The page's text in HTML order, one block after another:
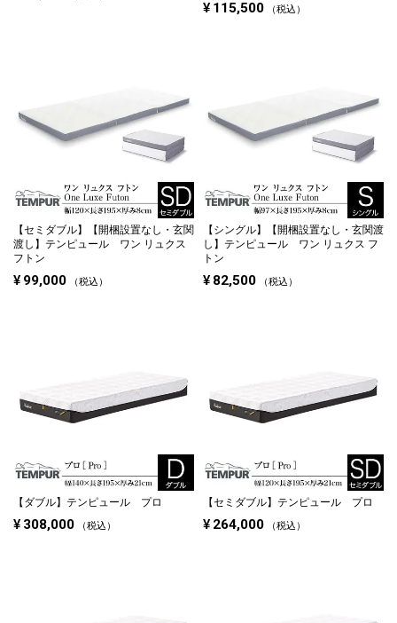
¥ 115,500 税込
【セミダブル】
【開梱設置なし・玄関
渡し】テンピュール ワン リュクス
フトン
¥ 99,000 税込
【シングル】
【開梱設置なし・玄関渡
し】テンピュール ワン リュクス フ
トン
¥ 82,500 税込
【ダブル】 テンピュール プロ
¥ 308,000 税込
【セミダブル】 テンピュール プロ
¥ 264,000 税込